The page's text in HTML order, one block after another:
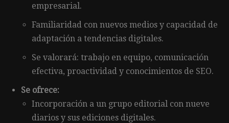
empresarial.
Familiaridad con nuevos medios y capacidad de
adaptación a tendencias digitales.
Se valorará: trabajo en equipo, comunicación
efectiva, proactividad y conocimientos de SEO.
Se ofrece:
Incorporación a un grupo editorial con nueve
diarios y sus ediciones digitales.